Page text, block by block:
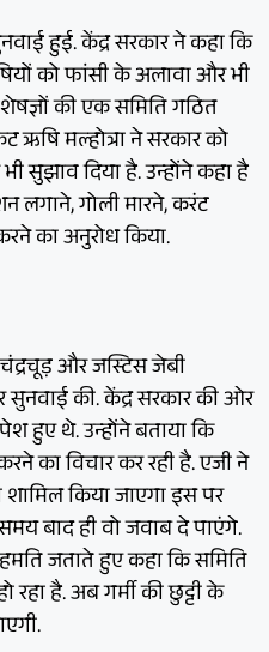
हुई. केंद्र सरकार ने कहा कि
को फांसी के अलावा और भी
की एक समिति गठित
ऋषि मल्होत्रा ने सरकार को
सुझाव दिया है. उन्होंने कहा है
लगाने, गोली मारने, करंट
का अनुरोध किया.
और जस्टिस जेबी
सुनवाई की. केंद्र सरकार की ओर
हुए थे. उन्होंने बताया कि
का विचार कर रही है. एजी ने
किया जाएगा इस पर
बाद ही वो जवाब दे पाएंगे.
जताते हुए कहा कि समिति
रहा है. अब गर्मी की छुट्टी के